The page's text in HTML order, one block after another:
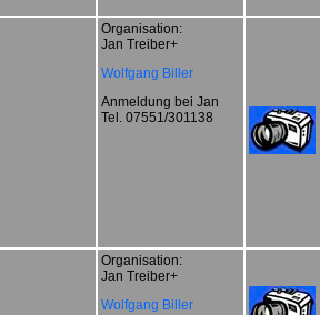
Organisation:
Jan Treiber+
Wolfgang Biller
Anmeldung bei Jan
Tel. 07551/301138
Organisation:
Jan Treiber+
Wolfgang Biller